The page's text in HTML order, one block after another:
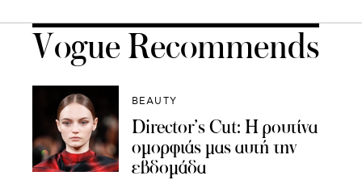
Vogue Recommends
BEAUTY
Director’s Cut: Η ρουτίνα
ομορφιάς μας αυτή την
εβδομάδα